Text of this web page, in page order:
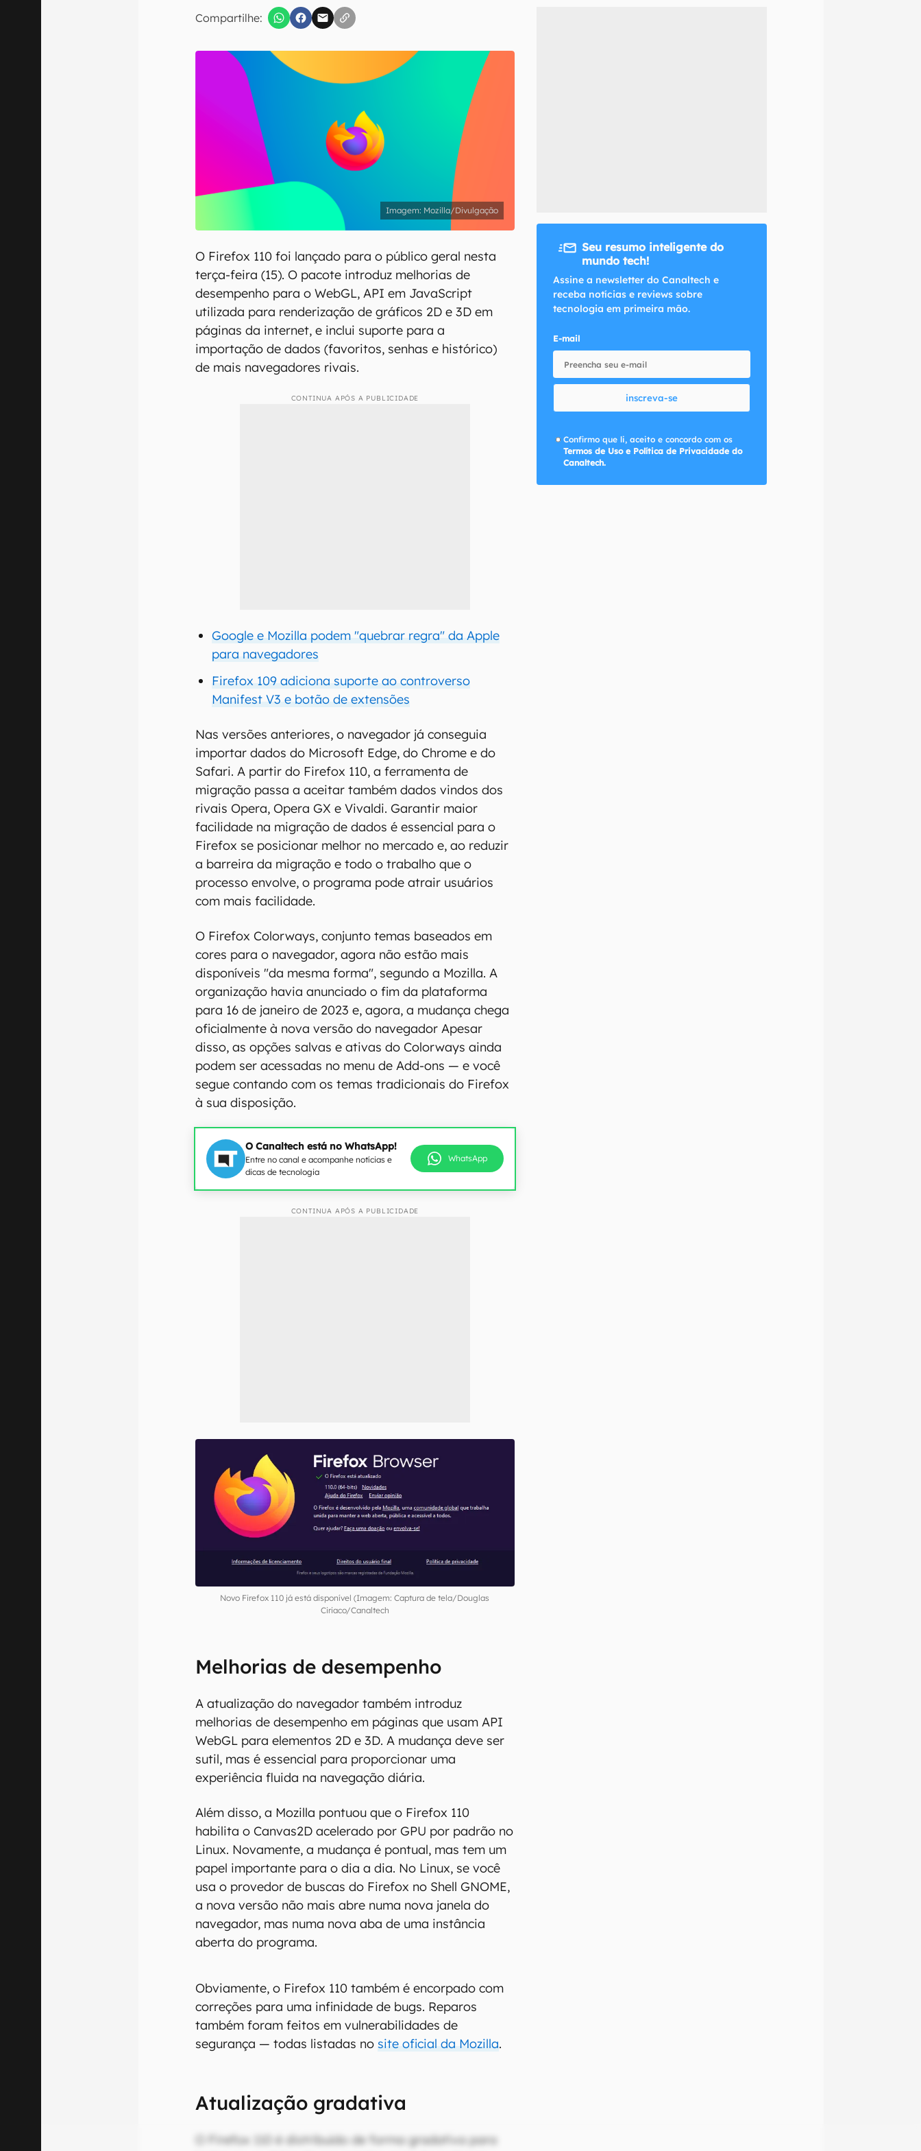
Compartilhe:
Confirmo que li, aceito e concordo com os Termos de Uso e Política de Privacidade do Canaltech.
Mozilla/Divulgação
O Firefox 110 foi lançado para o público geral nesta
terça-feira (15). O pacote introduz melhorias de
desempenho para o WebGL, API em JavaScript
utilizada para renderização de gráficos 2D e 3D em
páginas da internet, e inclui suporte para a
importação de dados (favoritos, senhas e histórico)
de mais navegadores rivais.
CONTINUA APÓS A PUBLICIDADE
Google e Mozilla podem "quebrar regra" da Apple
para navegadores
Firefox 109 adiciona suporte ao controverso
Manifest V3 e botão de extensões
Nas versões anteriores, o navegador já conseguia
importar dados do Microsoft Edge, do Chrome e do
Safari. A partir do Firefox 110, a ferramenta de
migração passa a aceitar também dados vindos dos
rivais Opera, Opera GX e Vivaldi. Garantir maior
facilidade na migração de dados é essencial para o
Firefox se posicionar melhor no mercado e, ao reduzir
a barreira da migração e todo o trabalho que o
processo envolve, o programa pode atrair usuários
com mais facilidade.
O Firefox Colorways, conjunto temas baseados em
cores para o navegador, agora não estão mais
disponíveis "da mesma forma", segundo a Mozilla. A
organização havia anunciado o fim da plataforma
para 16 de janeiro de 2023 e, agora, a mudança chega
oficialmente à nova versão do navegador Apesar
disso, as opções salvas e ativas do Colorways ainda
podem ser acessadas no menu de Add-ons — e você
segue contando com os temas tradicionais do Firefox
à sua disposição.
O Canaltech está no WhatsApp!
Entre no canal e acompanhe notícias e
dicas de tecnologia
WhatsApp
CONTINUA APÓS A PUBLICIDADE
Novo Firefox 110 já está disponível (Imagem: Captura de tela/Douglas
Ciriaco/Canaltech
Melhorias de desempenho
A atualização do navegador também introduz
melhorias de desempenho em páginas que usam API
WebGL para elementos 2D e 3D. A mudança deve ser
sutil, mas é essencial para proporcionar uma
experiência fluida na navegação diária.
Além disso, a Mozilla pontuou que o Firefox 110
habilita o Canvas2D acelerado por GPU por padrão no
Linux. Novamente, a mudança é pontual, mas tem um
papel importante para o dia a dia. No Linux, se você
usa o provedor de buscas do Firefox no Shell GNOME,
a nova versão não mais abre numa nova janela do
navegador, mas numa nova aba de uma instância
aberta do programa.
Obviamente, o Firefox 110 também é encorpado com
correções para uma infinidade de bugs. Reparos
também foram feitos em vulnerabilidades de
segurança — todas listadas nosite oficial da Mozilla.
Atualização gradativa
O Firefox 110 é distribuído de forma gradativa para
Seu resumo inteligente do
mundo tech!
Assine a newsletter do Canaltech e
receba notícias e reviews sobre
tecnologia em primeira mão.
E-mail
inscreva-se
Confirmo que li, aceito e concordo com os
Termos de Uso e Política de Privacidade do
Canaltech.